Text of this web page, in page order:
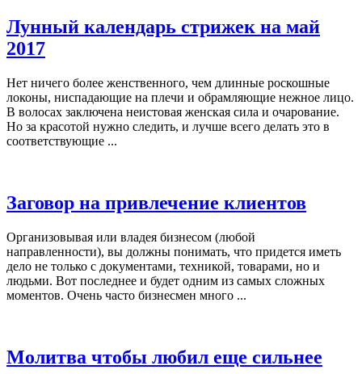
Лунный календарь стрижек на май
2017
Нет ничего более женственного, чем длинные роскошные
локоны, ниспадающие на плечи и обрамляющие нежное лицо.
В волосах заключена неистовая женская сила и очарование.
Но за красотой нужно следить, и лучше всего делать это в
соответствующие ...
Заговор на привлечение клиентов
Организовывая или владея бизнесом (любой
направленности), вы должны понимать, что придется иметь
дело не только с документами, техникой, товарами, но и
людьми. Вот последнее и будет одним из самых сложных
моментов. Очень часто бизнесмен много ...
Молитва чтобы любил еще сильнее